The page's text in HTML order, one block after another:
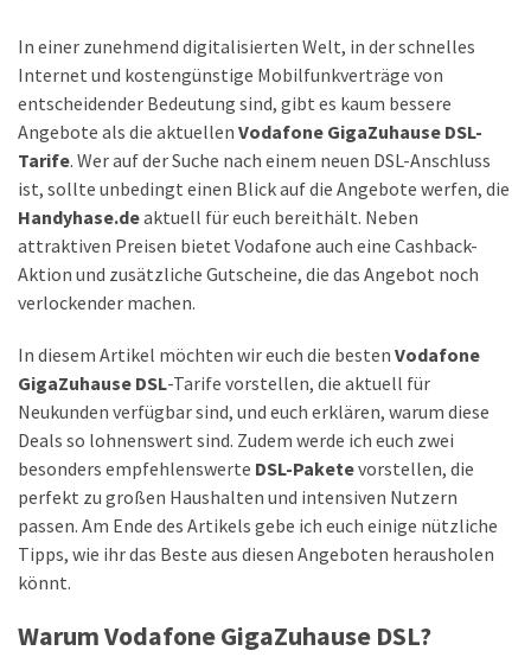
dem
Apple
Pro
13-
Zoll
oder
internationale
SIM-
Karte
Was
ist
kostengünstiger?
vs.
In einer zunehmend digitalisierten Welt, in der schnelles
Internet und kostengünstige Mobilfunkverträge von
entscheidender Bedeutung sind, gibt es kaum bessere
Angebote als die aktuellen Vodafone GigaZuhause DSL-
Tarife. Wer auf der Suche nach einem neuen DSL-Anschluss
ist, sollte unbedingt einen Blick auf die Angebote werfen, die
Handyhase.deaktuell für euch bereithält. Neben
attraktiven Preisen bietet Vodafone auch eine Cashback-
Aktion und zusätzliche Gutscheine, die das Angebot noch
verlockender machen.
In diesem Artikel möchten wir euch die besten Vodafone
GigaZuhause DSL-Tarife vorstellen, die aktuell für
Neukunden verfügbar sind, und euch erklären, warum diese
Deals so lohnenswert sind. Zudem werde ich euch zwei
besonders empfehlenswerte DSL-Paketevorstellen, die
perfekt zu großen Haushalten und intensiven Nutzern
passen. Am Ende des Artikels gebe ich euch einige nützliche
Tipps, wie ihr das Beste aus diesen Angeboten herausholen
könnt.
Warum Vodafone GigaZuhause DSL?